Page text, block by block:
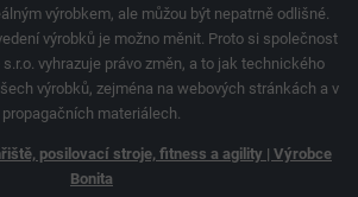
výrobkem, ale můžou být nepatrně odlišné.
výrobků je možno měnit. Proto si společnost
vyhrazuje právo změn, a to jak technického
výrobků, zejména na webových stránkách a v
propagačních materiálech.
posilovací stroje, fitness a agility | Výrobce
Bonita